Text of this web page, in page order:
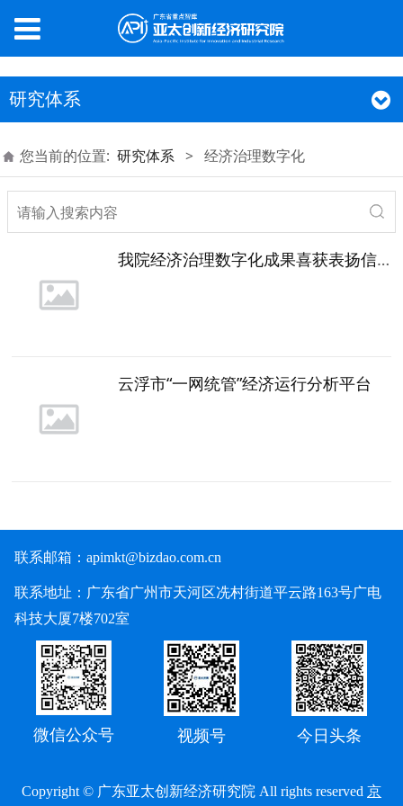
研究体系
您当前的位置: 研究体系 > 经济治理数字化
我院经济治理数字化成果喜获表扬信！
云浮市“一网统管”经济运行分析平台
联系邮箱： apimkt@bizdao.com.cn
联系地址：广东省广州市天河区冼村街道平云路163号广电
科技大厦7楼702室
微信公众号 视频号 今日头条
Copyright © 广东亚太创新经济研究院 All rights reserved 京